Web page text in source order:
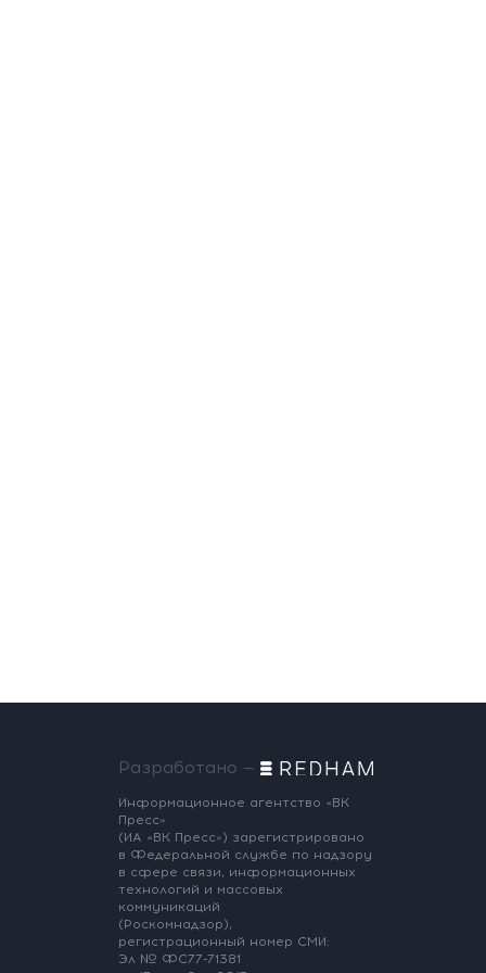
Разработано —
Информационное агентство «ВК
Пресс»
(ИА «ВК Пресс») зарегистрировано
в Федеральной службе по надзору
в сфере связи, информационных
технологий и массовых
коммуникаций
(Роскомнадзор),
регистрационный номер СМИ:
Эл № ФС77-71381